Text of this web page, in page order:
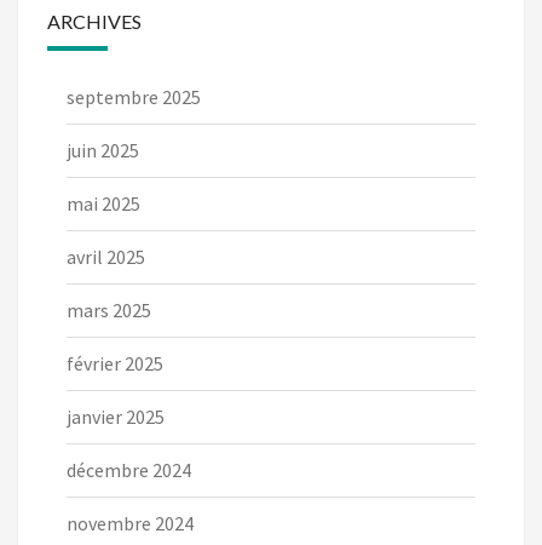
ARCHIVES
septembre 2025
juin 2025
mai 2025
avril 2025
mars 2025
février 2025
janvier 2025
décembre 2024
novembre 2024